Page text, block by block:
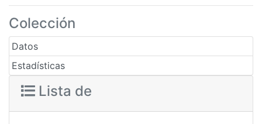
Colección
Datos
Estadísticas
Lista de